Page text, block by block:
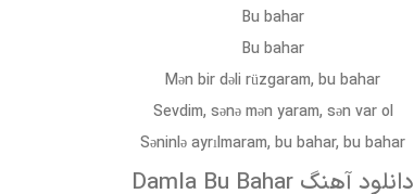
Bu bahar
Bu bahar
Mən bir dəli rüzgaram, bu bahar
Sevdim, sənə mən yaram, sən var ol
Səninlə ayrılmaram, bu bahar, bu bahar
دانلود آهنگ Damla Bu Bahar